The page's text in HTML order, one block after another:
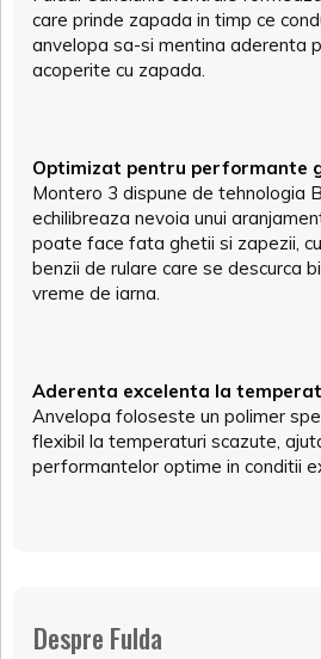
care prinde zapada in timp ce
anvelopa sa-si mentina aderenta
acoperite cu zapada.
Optimizat pentru performante
Montero 3 dispune de tehnologia
echilibreaza nevoia unui
poate face fata ghetii si zapezii,
benzii de rulare care se descurca
vreme de iarna.
Aderenta excelenta la
Anvelopa foloseste un polimer
flexibil la temperaturi scazute,
performantelor optime in conditii
Despre Fulda